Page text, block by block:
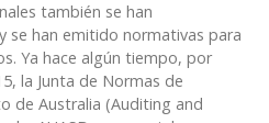
también se han
se han emitido normativas para
Ya hace algún tiempo, por
la Junta de Normas de
de Australia (Auditing and